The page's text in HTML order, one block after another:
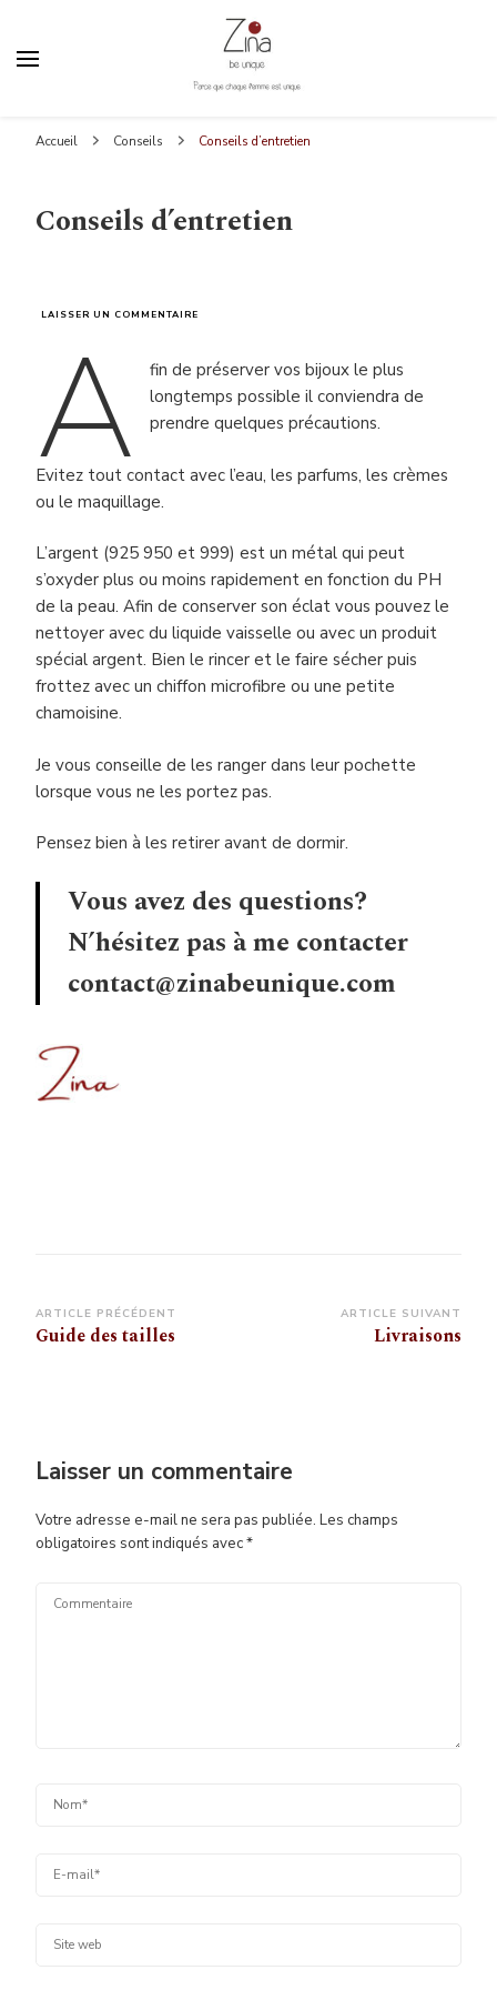
Accueil Conseils Conseils d’entretien
Conseils d’entretien
LAISSER UN COMMENTAIRE
A
fin de préserver vos bijoux le plus
longtemps possible il conviendra de
prendre quelques précautions.
Evitez tout contact avec l’eau, les parfums, les crèmes
ou le maquillage.
L’argent (925 950 et 999) est un métal qui peut
s’oxyder plus ou moins rapidement en fonction du PH
de la peau. Afin de conserver son éclat vous pouvez le
nettoyer avec du liquide vaisselle ou avec un produit
spécial argent. Bien le rincer et le faire sécher puis
frottez avec un chiffon microfibre ou une petite
chamoisine.
Je vous conseille de les ranger dans leur pochette
lorsque vous ne les portez pas.
Pensez bien à les retirer avant de dormir.
Vous avez des questions?
N’hésitez pas à me contacter
contact@zinabeunique.com
Navigation
d’article
ARTICLE PRÉCÉDENT
Guide des tailles
ARTICLE SUIVANT
Livraisons
Laisser un commentaire
Votre adresse e-mail ne sera pas publiée. Les champs
obligatoires sont indiqués avec*